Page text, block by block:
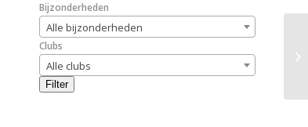
Bijzonderheden
Alle bijzonderheden
Clubs
Alle clubs
Filter